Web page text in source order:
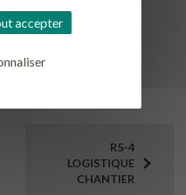
accepter
R5-4
LOGISTIQUE
CHANTIER